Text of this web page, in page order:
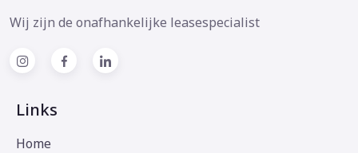
Wij zijn de onafhankelijke leasespecialist
Links
Home